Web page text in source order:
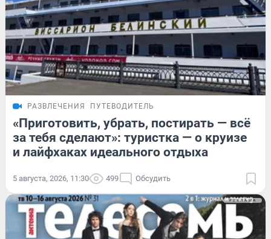
РАЗВЛЕЧЕНИЯ ПУТЕВОДИТЕЛЬ
«Приготовить, убрать, постирать — всё
за тебя сделают»: туристка — о круизе
и лайфхаках идеального отдыха
5 августа, 2026, 11:30 499 Обсудить